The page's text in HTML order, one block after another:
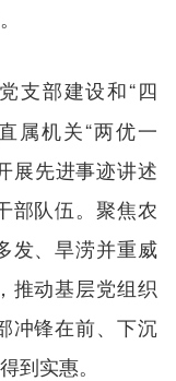
支部建设和“四
属机关“两优一
展先进事迹讲述
部队伍。聚焦农
发、旱涝并重威
推动基层党组织
冲锋在前、下沉
到实惠。